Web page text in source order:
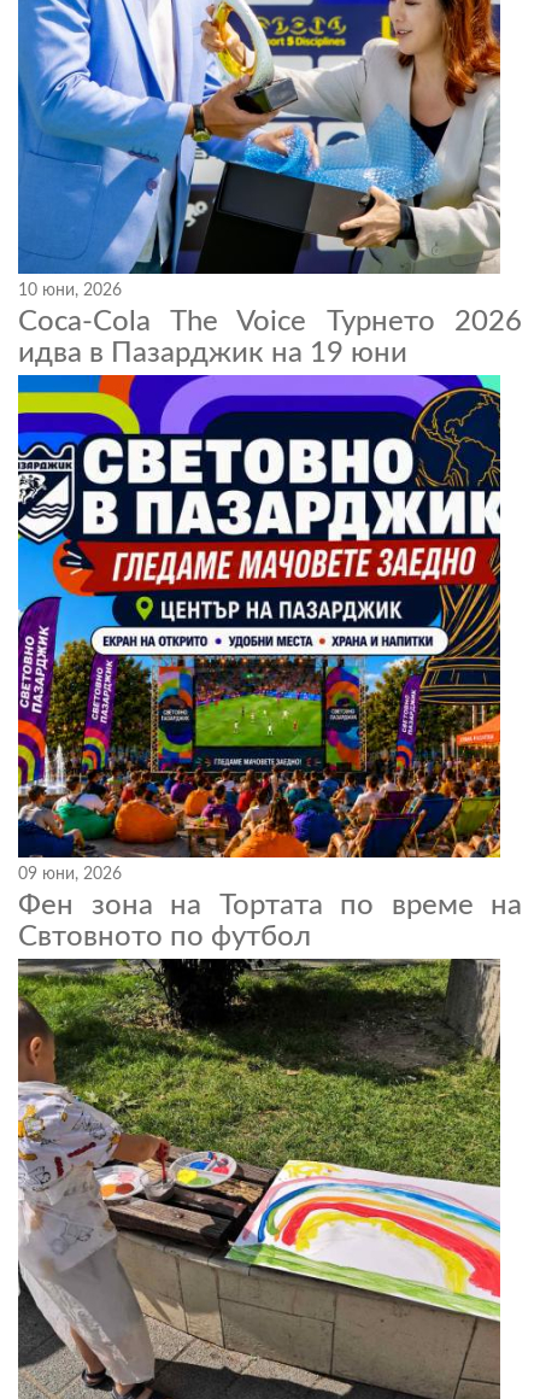
10 юни, 2026
Coca-Cola The Voice Турнето 2026
идва в Пазарджик на 19 юни
09 юни, 2026
Фен зона на Тортата по време на
Свтовното по футбол